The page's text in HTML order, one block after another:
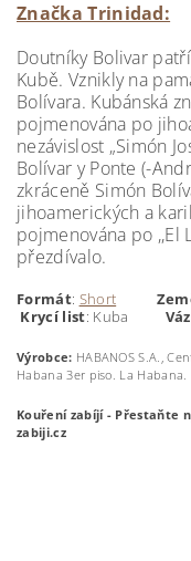
Značka Trinidad:
Doutníky Bolivar
Kubě. Vznikly na
Bolívara. Kubánská
pojmenována po
nezávislost „Simón
Bolívar y Ponte (-
zkráceně Simón
jihoamerických a
pojmenována po ,,El
přezdívalo.
Formát: Short
Krycí list: Kuba
Výrobce: HABANOS S.A.,
Habana 3er piso. La Habana.
Kouření zabíjí - Přestaňte
zabiji.cz